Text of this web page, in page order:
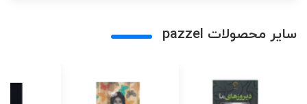
سایر محصولات pazzel